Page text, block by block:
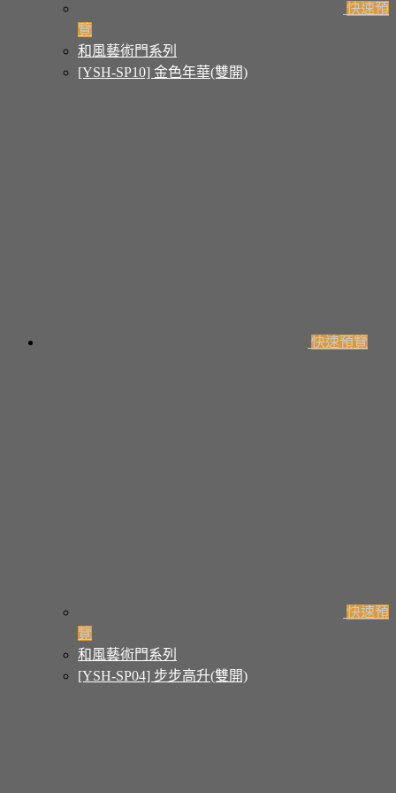
快速預
覽
和風藝術門系列
[YSH-SP10] 金色年華(雙開)
快速預覽
快速預
覽
和風藝術門系列
[YSH-SP04] 步步高升(雙開)